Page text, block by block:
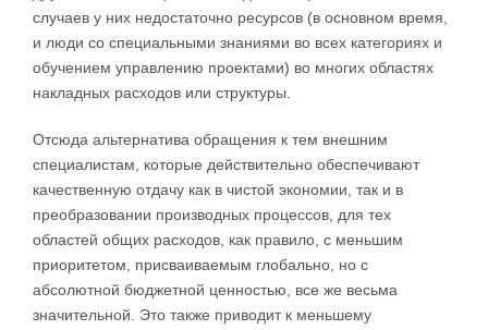
случаев у них недостаточно ресурсов (в основном время,
и люди со специальными знаниями во всех категориях и
обучением управлению проектами) во многих областях
накладных расходов или структуры.
Отсюда альтернатива обращения к тем внешним
специалистам, которые действительно обеспечивают
качественную отдачу как в чистой экономии, так и в
преобразовании производных процессов, для тех
областей общих расходов, как правило, с меньшим
приоритетом, присваиваемым глобально, но с
абсолютной бюджетной ценностью, все же весьма
значительной. Это также приводит к меньшему